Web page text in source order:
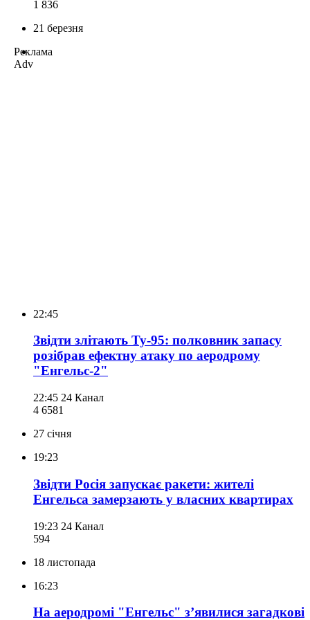
1 836
21 березня
Реклама
Adv
22:45
Звідти злітають Ту-95: полковник запасу
розібрав ефектну атаку по аеродрому
"Енгельс-2"
22:45 24 Канал
4 6581
27 січня
19:23
Звідти Росія запускає ракети: жителі
Енгельса замерзають у власних квартирах
19:23 24 Канал
594
18 листопада
16:23
На аеродромі "Енгельс" з’явилися загадкові